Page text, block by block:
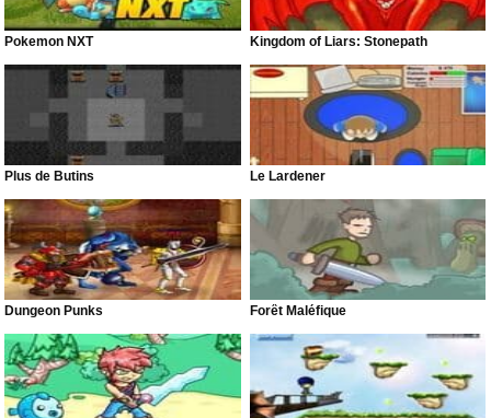
Pokemon NXT Kingdom of Liars: Stonepath
Plus de Butins Le Lardener
Dungeon Punks Forêt Maléfique